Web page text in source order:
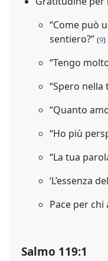
“Come può
sentiero?” (9)
“Tengo
“Spero nella
“Quanto
“Ho più
“La tua
‘L’essenza
Pace per chi
Salmo 119:1